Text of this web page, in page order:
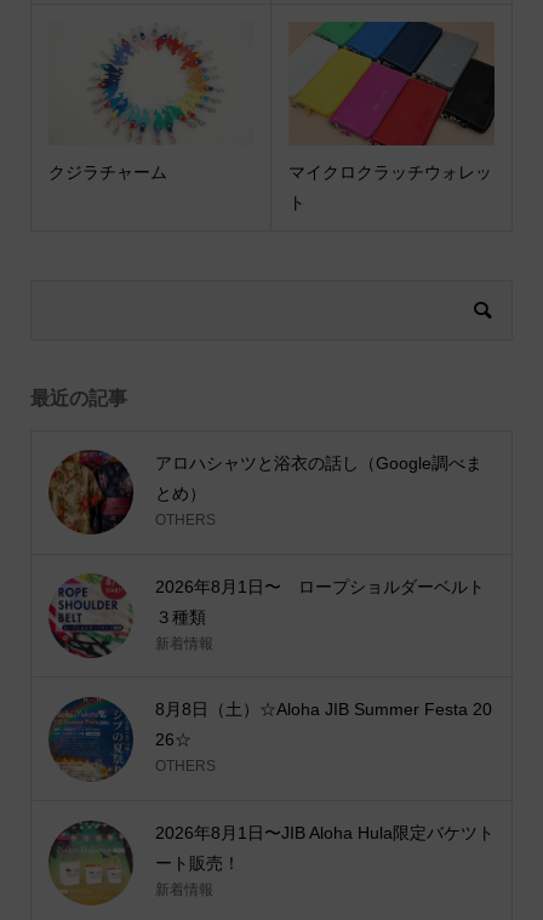
クジラチャーム
マイクロクラッチウォレッ
ト
最近の記事
アロハシャツと浴衣の話し（Google調べま
とめ）
OTHERS
2026年8月1日〜 ロープショルダーベルト
３種類
新着情報
8月8日（土）☆Aloha JIB Summer Festa 20
26☆
OTHERS
2026年8月1日〜JIB Aloha Hula限定バケツト
ート販売！
新着情報